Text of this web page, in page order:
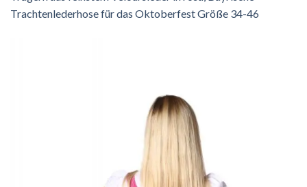
Trachtenlederhose für das Oktoberfest Größe 34-46